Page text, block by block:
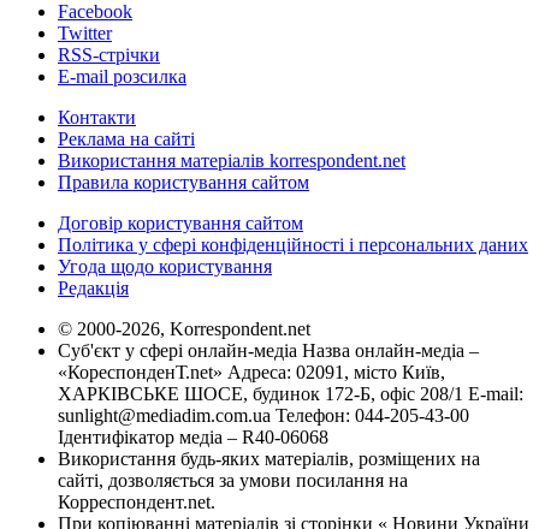
Facebook
Twitter
RSS-стрічки
E-mail розсилка
Контакти
Реклама на сайті
Використання матеріалів korrespondent.net
Правила користування сайтом
Договір користування сайтом
Політика у сфері конфіденційності і персональних даних
Угода щодо користування
Редакція
© 2000-2026, Korrespondent.net
Суб'єкт у сфері онлайн-медіа Назва онлайн-медіа –
«КореспонденТ.net» Адреса: 02091, місто Київ,
ХАРКІВСЬКЕ ШОСЕ, будинок 172-Б, офіс 208/1 E-mail:
sunlight@mediadim.com.ua Телефон: 044-205-43-00
Ідентифікатор медіа – R40-06068
Використання будь-яких матеріалів, розміщених на
сайті, дозволяється за умови посилання на
Корреспондент.net.
При копіюванні матеріалів зі сторінки « Новини України